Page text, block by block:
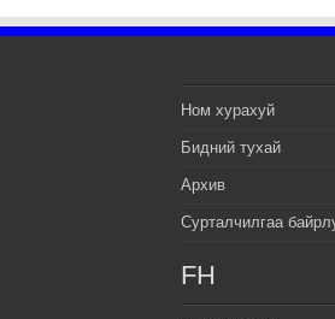
Ном хурахуй
Бидний тухай
Архив
Сурталчилгаа
FH